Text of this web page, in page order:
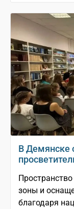
В Демянске
зоны и
благодаря